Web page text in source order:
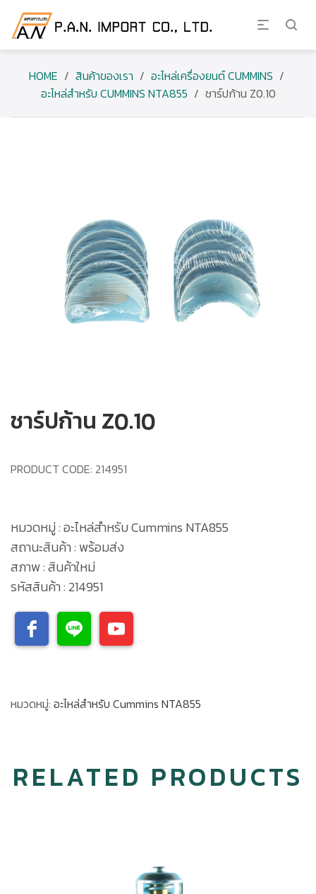
HOME / สินค้าของเรา / อะไหล่เครื่องยนต์ CUMMINS /
อะไหล่สำหรับ CUMMINS NTA855 / ชาร์ปก้าน Z0.10
ชาร์ปก้าน Z0.10
PRODUCT CODE: 214951
หมวดหมู่ : อะไหล่สำหรับ Cummins NTA855
สถานะสินค้า : พร้อมส่ง
สภาพ : สินค้าใหม่
รหัสสินค้า : 214951
หมวดหมู่: อะไหล่สำหรับ Cummins NTA855
RELATED PRODUCTS